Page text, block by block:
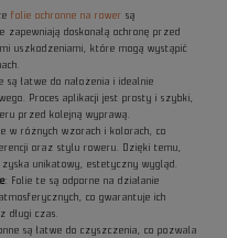
folie ochronne na rower są
doskonałą ochronę przed
uszkodzeniami, które mogą wystąpić
łatwe do nałożenia i idealnie
Proces aplikacji jest prosty i szybki,
przed kolejną wyprawą.
w różnych wzorach i kolorach, co
oraz stylu roweru. Dzięki temu,
unikatowy, estetyczny wygląd.
: Folie te są odporne na działanie
co gwarantuje ich
długi czas.
są łatwe do czyszczenia, co pozwala